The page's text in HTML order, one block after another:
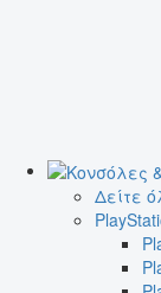
Δείτε